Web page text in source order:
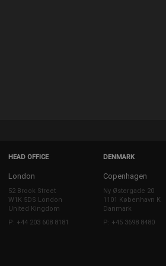
HEAD OFFICE
London
52 Brook Street
W1K 5DS London
United Kingdom
P: +44 203 608 8181
DENMARK
Copenhagen
Ny Østergade 20
1101 København K
Danmark
P: +45 3698 8480